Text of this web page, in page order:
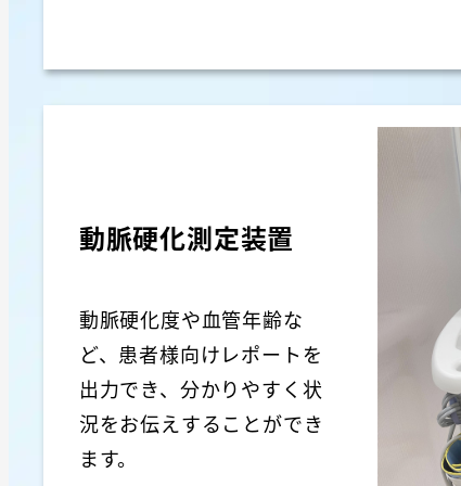
動脈硬化測定装置
動脈硬化度や血管年齢な
ど、患者様向けレポートを
出力でき、分かりやすく状
況をお伝えすることができ
ます。